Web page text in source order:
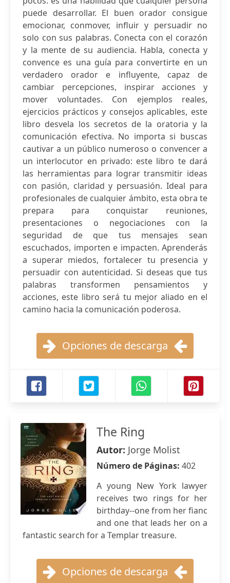
puede desarrollar. El buen orador consigue
emocionar, conmover, influir y persuadir no
solo con sus palabras. Conecta con el corazón
y la mente de su audiencia. Habla, conecta y
convence es una guía para convertirte en un
verdadero orador e influyente, capaz de
cambiar percepciones, inspirar acciones y
mover voluntades. Con ejemplos reales,
ejercicios prácticos y consejos aplicables, este
libro desvela los secretos de la oratoria y la
comunicación efectiva. No importa si buscas
cautivar a un público numeroso o convencer a
un interlocutor en privado: este libro te dará
las herramientas para lograr transmitir ideas
con pasión, claridad y persuasión. Ideal para
profesionales de cualquier ámbito, esta obra te
prepara para conquistar reuniones,
presentaciones o negociaciones con la
seguridad de que tus mensajes sean
escuchados, importen e impacten. Aprenderás
a superar miedos, fortalecer tu presencia y
persuadir con autenticidad. Si deseas que tus
palabras transformen pensamientos y
acciones, este libro será tu mejor aliado en el
camino hacia la comunicación poderosa.
Opciones de descarga
The Ring
Autor: Jorge Molist
Número de Páginas: 402
A young New York lawyer
receives two rings for her
birthday--one from her fianc
and one that leads her on a
fantastic search for a Templar treasure.
Opciones de descarga